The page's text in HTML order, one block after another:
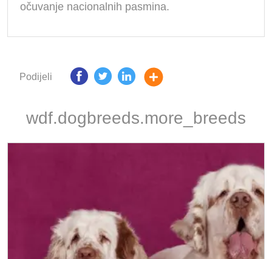
očuvanje nacionalnih pasmina.
Podijeli
wdf.dogbreeds.more_breeds